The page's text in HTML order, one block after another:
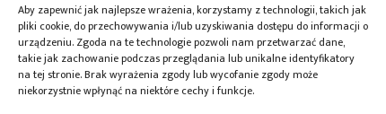
Aby zapewnić jak najlepsze wrażenia, korzystamy z technologii, takich jak
pliki cookie, do przechowywania i/lub uzyskiwania dostępu do informacji o
urządzeniu. Zgoda na te technologie pozwoli nam przetwarzać dane,
takie jak zachowanie podczas przeglądania lub unikalne identyfikatory
na tej stronie. Brak wyrażenia zgody lub wycofanie zgody może
niekorzystnie wpłynąć na niektóre cechy i funkcje.